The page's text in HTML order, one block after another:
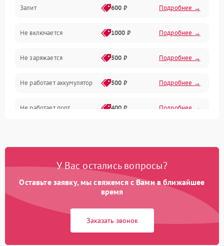
Питание и питание цепей
Проблемы с картами памяти
Объективы
Программные сбои
Коммуникации и интерфейсы
Залит 600 ₽ Подробнее →
Не включается 1000 ₽ Подробнее →
Не заряжается 500 ₽ Подробнее →
Не работает аккумулятор 500 ₽ Подробнее →
Не работает порт 400 ₽ Подробнее →
У Вас остались вопросы?
Оставьте заявку, мы свяжемся с Вами в ближайшее
время
Заказать звонок